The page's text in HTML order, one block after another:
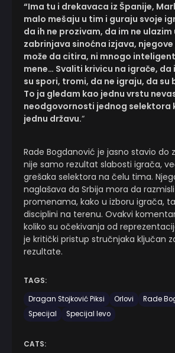
“Ima tu i drekavaca iz Španije,
malo mešaju u tim i guraju svoje
da ih ne prozivam, da im ne ulazim
zabrinjava sinoćna izjava, njegove
može da citira, ni mnogo
mene… Svaliti krivicu na igrače, da
su spori, tromi, da ne igraju, da su
To ja gledam kao jednu vrstu
neodgovornosti jednog selektora
jednu državu.“
Rade Bogdanović je jasno stavio do
nije samo rezultat slabosti igrača,
grešaka selektora na čelu tima.
naglašava da Srbija mora da
promenama, kako u izboru igrača,
disciplini na terenu. Ovakvi
koliko su očekivanja od
je kritički pristup stručnjaka ključan
rezultate.
TAGS:
Dragan Stojković Piksi
Orlovi
Rade
Specijal
Specijal levo
CATS: